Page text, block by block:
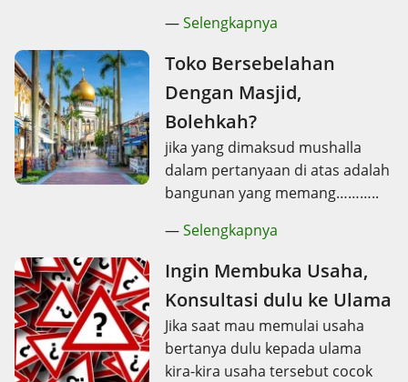
—Selengkapnya
Toko Bersebelahan
Dengan Masjid,
Bolehkah?
jika yang dimaksud mushalla
dalam pertanyaan di atas adalah
bangunan yang memang………..
—Selengkapnya
Ingin Membuka Usaha,
Konsultasi dulu ke Ulama
Jika saat mau memulai usaha
bertanya dulu kepada ulama
kira-kira usaha tersebut cocok